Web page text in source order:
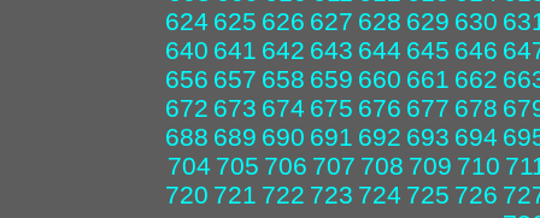
624 625 626 627 628 629 630
640 641 642 643 644 645 646
656 657 658 659 660 661 662
672 673 674 675 676 677 678
688 689 690 691 692 693 694
704 705 706 707 708 709 710
720 721 722 723 724 725 726